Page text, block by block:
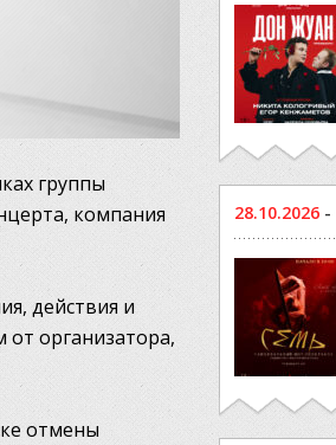
группы
компания
действия и
организатора,
отмены
28.10.2026 -